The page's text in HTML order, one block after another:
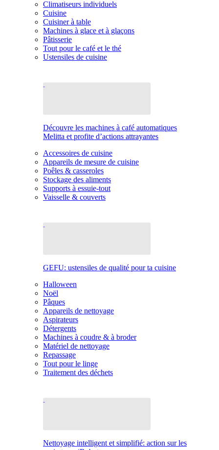
Climatiseurs individuels
Cuisine
Cuisiner à table
Machines à glace et à glaçons
Pâtisserie
Tout pour le café et le thé
Ustensiles de cuisine
Découvre les machines à café automatiques
Melitta et profite d’actions attrayantes
Accessoires de cuisine
Appareils de mesure de cuisine
Poêles & casseroles
Stockage des aliments
Supports à essuie-tout
Vaisselle & couverts
GEFU: ustensiles de qualité pour ta cuisine
Halloween
Noël
Pâques
Appareils de nettoyage
Aspirateurs
Détergents
Machines à coudre & à broder
Matériel de nettoyage
Repassage
Tout pour le linge
Traitement des déchets
Nettoyage intelligent et simplifié: action sur les